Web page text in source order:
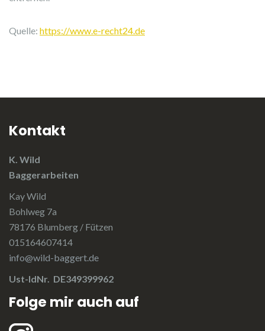
Quelle: https://www.e-recht24.de
Kontakt
K. Wild
Baggerarbeiten
Kay Wild
Bohlweg 7a
78176 Blumberg / Fützen
015164607414
info@wild-baggert.de
Ust-IdNr. DE349399962
Folge mir auch auf